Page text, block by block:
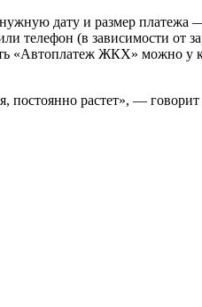
дату и размер
телефон (в зависимости от
«Автоплатеж ЖКХ» можно у
постоянно растет», —